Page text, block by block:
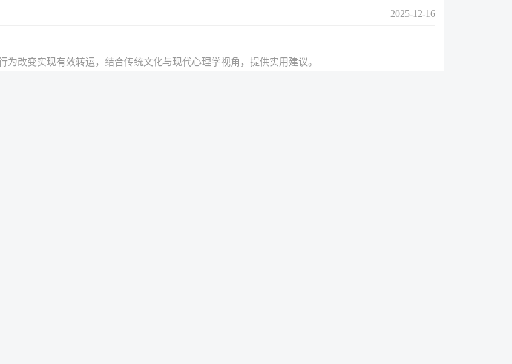
2025-12-16
改变实现有效转运，结合传统文化与现代心理学视角，提供实用建议。